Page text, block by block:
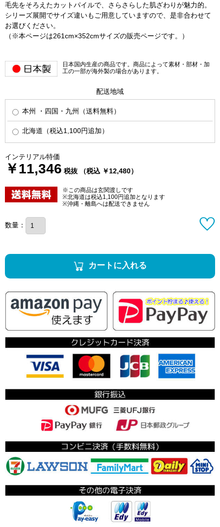
毛先をそろえたカットパイルで、さらさらした肌ざわりが魅力的。
シリーズ展開でサイズ違いもご用意していますので、是非合わせて
お選びください。
（※本ページは261cm×352cmサイズの販売ページです。）
日本国内生産の商品です。商品によって素材・部材・加
工の一部が海外製の場合があります。
配送地域
本州 ・四国・九州（送料無料）
北海道（税込1,100円追加）
インテリアル特価
￥11,346 税抜 （税込 ￥12,480）
※この商品は玄関渡しです
※北海道は税込1,100円追加となります
※沖縄・離島へは配送できません
数量：
カートに入れる